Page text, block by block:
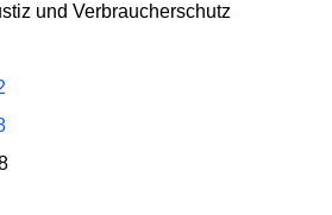
und Verbraucherschutz